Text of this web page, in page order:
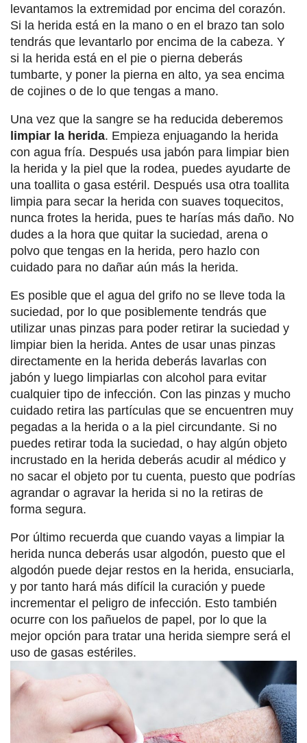
levantamos la extremidad por encima del corazón.
Si la herida está en la mano o en el brazo tan solo
tendrás que levantarlo por encima de la cabeza. Y
si la herida está en el pie o pierna deberás
tumbarte, y poner la pierna en alto, ya sea encima
de cojines o de lo que tengas a mano.
Una vez que la sangre se ha reducida deberemos
limpiar la herida. Empieza enjuagando la herida
con agua fría. Después usa jabón para limpiar bien
la herida y la piel que la rodea, puedes ayudarte de
una toallita o gasa estéril. Después usa otra toallita
limpia para secar la herida con suaves toquecitos,
nunca frotes la herida, pues te harías más daño. No
dudes a la hora que quitar la suciedad, arena o
polvo que tengas en la herida, pero hazlo con
cuidado para no dañar aún más la herida.
Es posible que el agua del grifo no se lleve toda la
suciedad, por lo que posiblemente tendrás que
utilizar unas pinzas para poder retirar la suciedad y
limpiar bien la herida. Antes de usar unas pinzas
directamente en la herida deberás lavarlas con
jabón y luego limpiarlas con alcohol para evitar
cualquier tipo de infección. Con las pinzas y mucho
cuidado retira las partículas que se encuentren muy
pegadas a la herida o a la piel circundante. Si no
puedes retirar toda la suciedad, o hay algún objeto
incrustado en la herida deberás acudir al médico y
no sacar el objeto por tu cuenta, puesto que podrías
agrandar o agravar la herida si no la retiras de
forma segura.
Por último recuerda que cuando vayas a limpiar la
herida nunca deberás usar algodón, puesto que el
algodón puede dejar restos en la herida, ensuciarla,
y por tanto hará más difícil la curación y puede
incrementar el peligro de infección. Esto también
ocurre con los pañuelos de papel, por lo que la
mejor opción para tratar una herida siempre será el
uso de gasas estériles.